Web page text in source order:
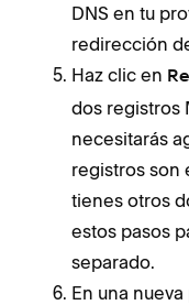
DNS en tu
redirección
Haz clic en
dos registros
necesitarás
registros son
tienes otros
estos pasos
separado.
En una